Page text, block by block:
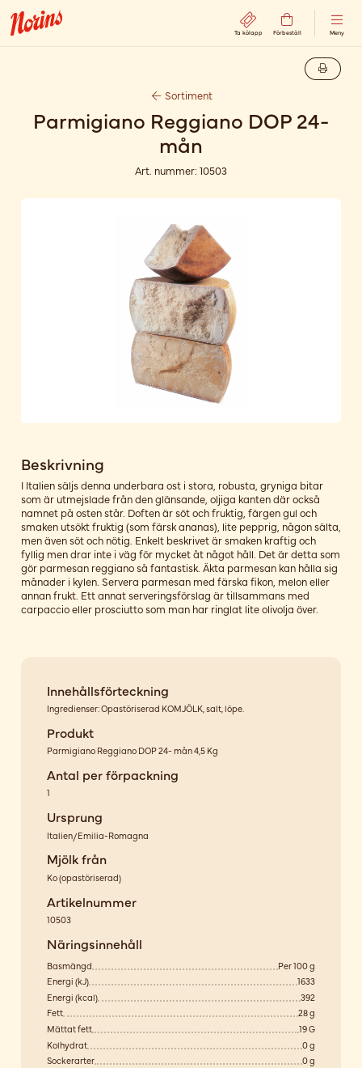
Ta kölapp Förbeställ Meny
Sortiment
Parmigiano Reggiano DOP 24-
mån
Art. nummer: 10503
Beskrivning
I Italien säljs denna underbara ost i stora, robusta, gryniga bitar
som är utmejslade från den glänsande, oljiga kanten där också
namnet på osten står. Doften är söt och fruktig, färgen gul och
smaken utsökt fruktig (som färsk ananas), lite pepprig, någon sälta,
men även söt och nötig. Enkelt beskrivet är smaken kraftig och
fyllig men drar inte i väg för mycket åt något håll. Det är detta som
gör parmesan reggiano så fantastisk. Äkta parmesan kan hålla sig
månader i kylen. Servera parmesan med färska fikon, melon eller
annan frukt. Ett annat serveringsförslag är tillsammans med
carpaccio eller prosciutto som man har ringlat lite olivolja över.
Innehållsförteckning
Ingredienser: Opastöriserad KOMJÖLK, salt, löpe.
Produkt
Parmigiano Reggiano DOP 24- mån 4,5 Kg
Antal per förpackning
1
Ursprung
Italien/Emilia-Romagna
Mjölk från
Ko(opastöriserad)
Artikelnummer
10503
Näringsinnehåll
Basmängd
Per 100 g
Energi (kJ)
1633
Energi (kcal)
392
Fett
28 g
Mättat fett
19 G
Kolhydrat
0 g
Sockerarter
0 g